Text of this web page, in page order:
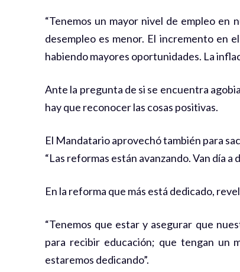
“Tenemos un mayor nivel de empleo en
desempleo es menor. El incremento en
habiendo mayores oportunidades. La
Ante la pregunta de si se encuentra
hay que reconocer las cosas positivas.
El Mandatario aprovechó también para
“Las reformas están avanzando. Van día
En la reforma que más está dedicado,
“Tenemos que estar y asegurar que
para recibir educación; que tengan un
estaremos dedicando”.